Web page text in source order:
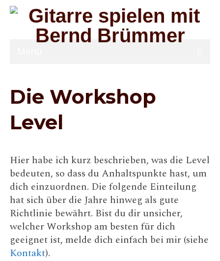
Downloads
Gitarrensets
Lexikon
Feedback
Über
Die Workshop
Level
Hier habe ich kurz beschrieben, was die Level
bedeuten, so dass du Anhaltspunkte hast, um
dich einzuordnen. Die folgende Einteilung
hat sich über die Jahre hinweg als gute
Richtlinie bewährt. Bist du dir unsicher,
welcher Workshop am besten für dich
geeignet ist, melde dich einfach bei mir (siehe
Kontakt).